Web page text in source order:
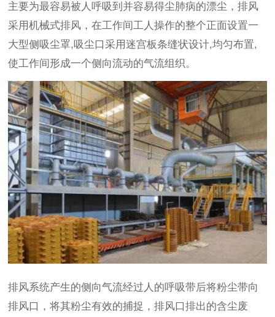
主要为最容易被人呼吸到并容易得尘肺病的漂尘，排风
采用机械式排风，在工作间工人操作的整个正面设置一
大型侧吸尘罩,吸尘口采用迷宫板条缝状设计,均匀布置,
使工作间形成一个侧向流动的气流组织。
排风系统产生的侧向气流经过人的呼吸带后将粉尘带向
排风口，将其粉尘有效的捕捉，排风口排出的含尘废